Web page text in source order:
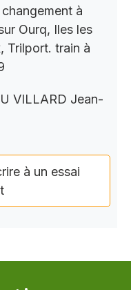
à
Ourq, Iles les
Trilport. train à
VILLARD Jean-
à un essai